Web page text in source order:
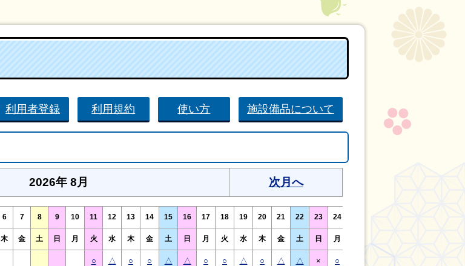
利用者登録 利用規約 使い方 施設備品について
2026年 8月 次月へ
6 7 8 9 10 11 12 13 14 15 16 17 18 19 20 21 22 23 24
木 金 土 日 月 火 水 木 金 土 日 月 火 水 木 金 土 日 月
○ △ ○ ○ △ △ ○ ○ △ ○ △ △ × ○